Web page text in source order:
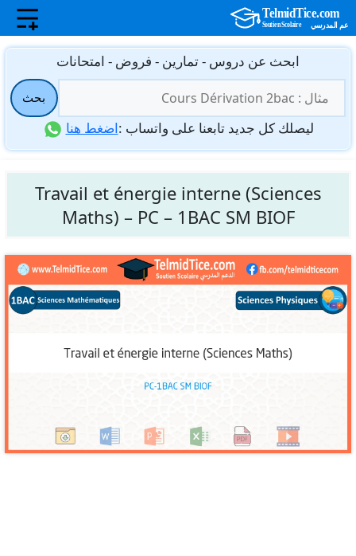
انتقل
المحتوى
ابحث عن دروس - تمارين - فروض - امتحانات
عن:
بحث
ليصلك كل جديد تابعنا على واتساب :اضغط هنا
Travail et énergie interne (Sciences
Maths) – PC – 1BAC SM BIOF